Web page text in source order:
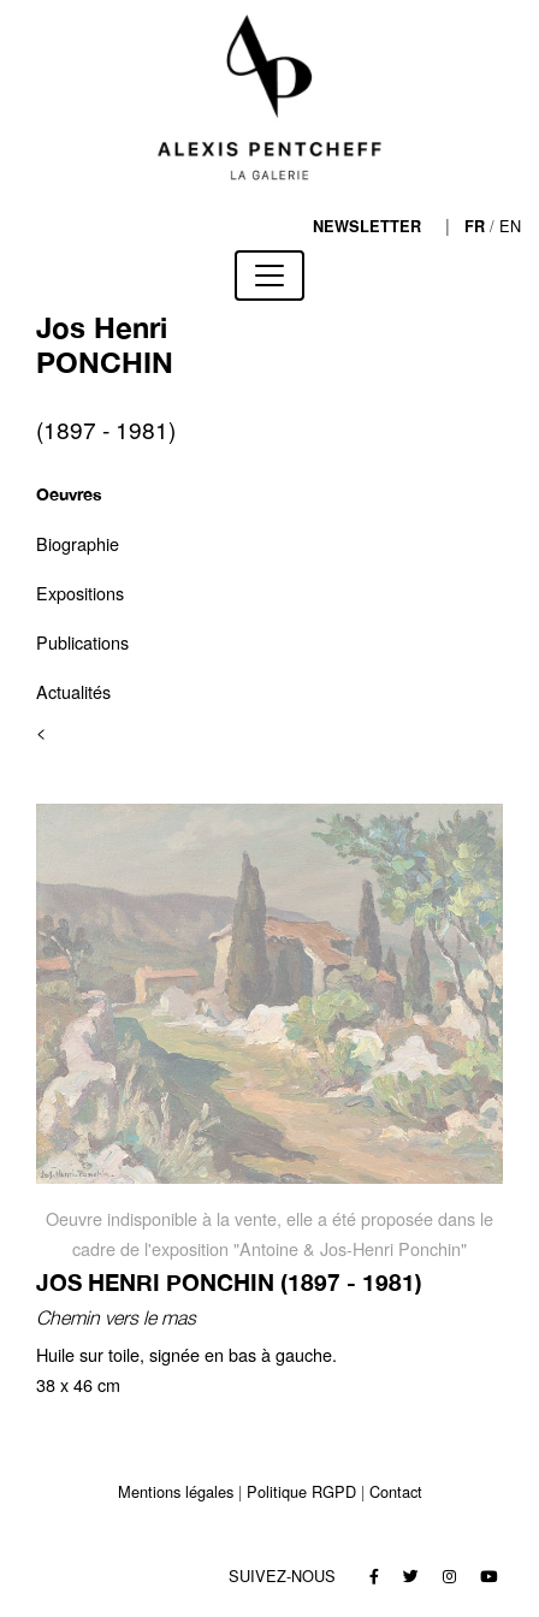
NEWSLETTER | FR / EN
Jos Henri
PONCHIN
(1897 - 1981)
Oeuvres
Biographie
Expositions
Publications
Actualités
<
Oeuvre indisponible à la vente, elle a été proposée dans le
cadre de l'exposition "Antoine & Jos-Henri Ponchin"
JOS HENRI PONCHIN (1897 - 1981)
Chemin vers le mas
Huile sur toile, signée en bas à gauche.
38 x 46 cm
Mentions légales Politique RGPD Contact
SUIVEZ-NOUS